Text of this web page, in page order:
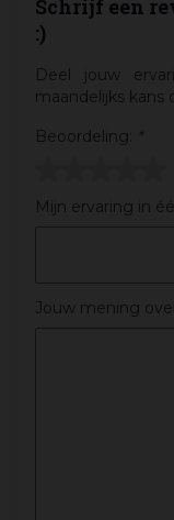
Schrijf een
:)
Deel jouw
maandelijks kans
Beoordeling:
*
Mijn ervaring in
Jouw mening